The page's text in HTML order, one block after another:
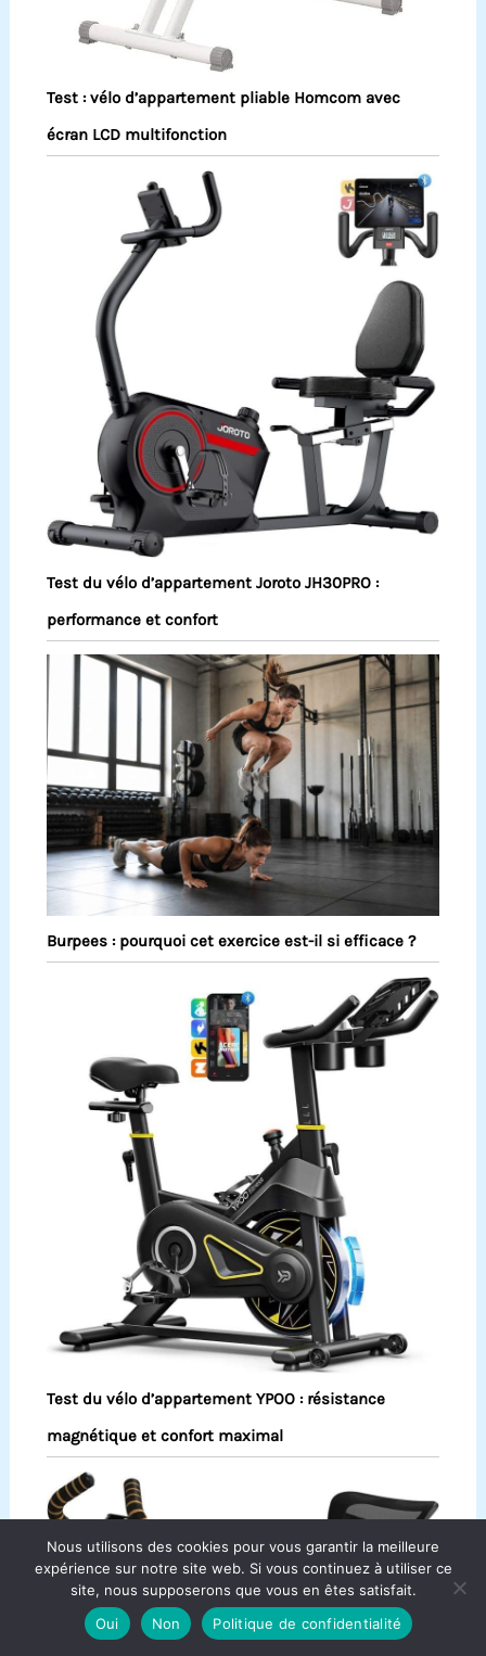
Test : vélo d’appartement pliable Homcom avec
écran LCD multifonction
Test du vélo d’appartement Joroto JH30PRO :
performance et confort
Burpees : pourquoi cet exercice est-il si efficace ?
Test du vélo d’appartement YPOO : résistance
magnétique et confort maximal
Nous utilisons des cookies pour vous garantir la meilleure
expérience sur notre site web. Si vous continuez à utiliser ce
site, nous supposerons que vous en êtes satisfait.
Oui
Non Politique de confidentialité